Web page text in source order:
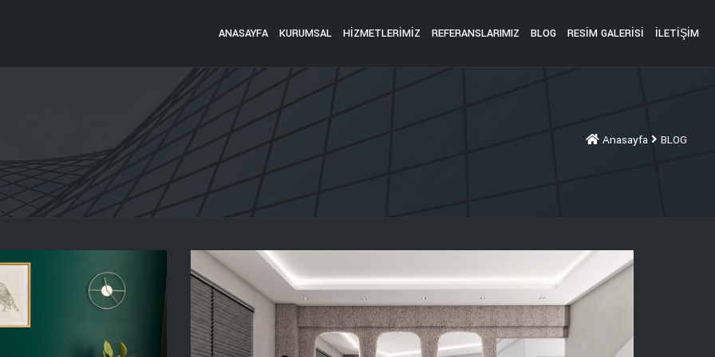
ANASAYFA KURUMSAL HİZMETLERİMİZ REFERANSLARIMIZ BLOG RESIM GALERISI İLETİŞİM
Anasayfa BLOG